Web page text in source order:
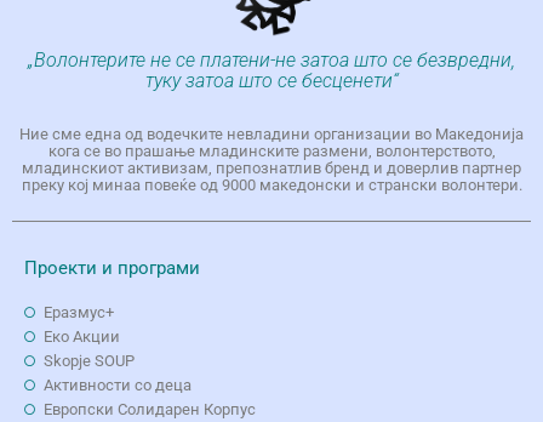
„Волонтерите не се платени-не затоа што се безвредни,
туку затоа што се бесценети“
Ние сме една од водечките невладини организации во Македонија
кога се во прашање младинските размени, волонтерството,
младинскиот активизам, препознатлив бренд и доверлив партнер
преку кој минаа повеќе од 9000 македонски и странски волонтери.
Проекти и програми
Еразмус+
Еко Aкции
Skopje SOUP
Активности со деца
Европски Солидарен Корпус